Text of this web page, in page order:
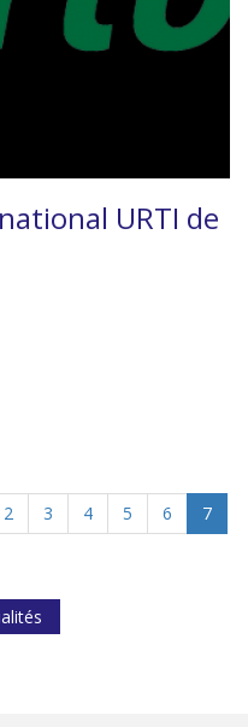
URTI de
2 3 4 5 6
7